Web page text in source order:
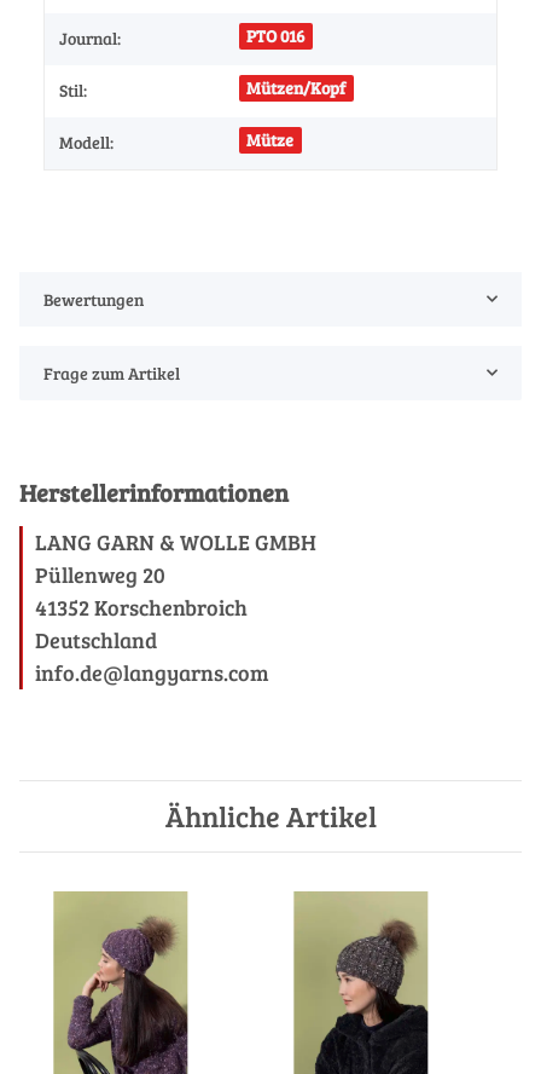
Journal: PTO 016
Stil: Mützen/Kopf
Modell: Mütze
Bewertungen
Frage zum Artikel
Herstellerinformationen
LANG GARN & WOLLE GMBH
Püllenweg 20
41352 Korschenbroich
Deutschland
info.de@langyarns.com
Ähnliche Artikel